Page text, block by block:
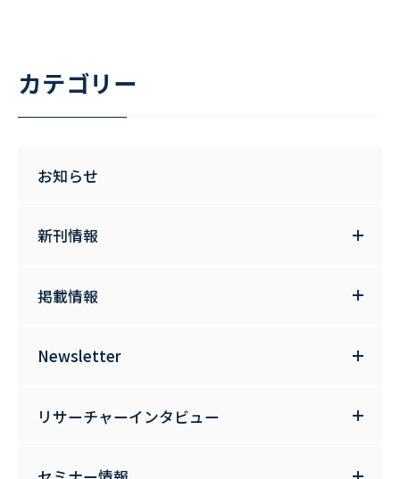
カテゴリー
お知らせ
新刊情報
掲載情報
Newsletter
リサーチャーインタビュー